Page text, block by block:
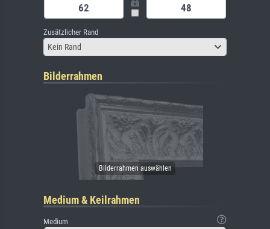
Zusätzlicher Rand
Kein Rand
Bilderrahmen
Medium & Keilrahmen
Medium